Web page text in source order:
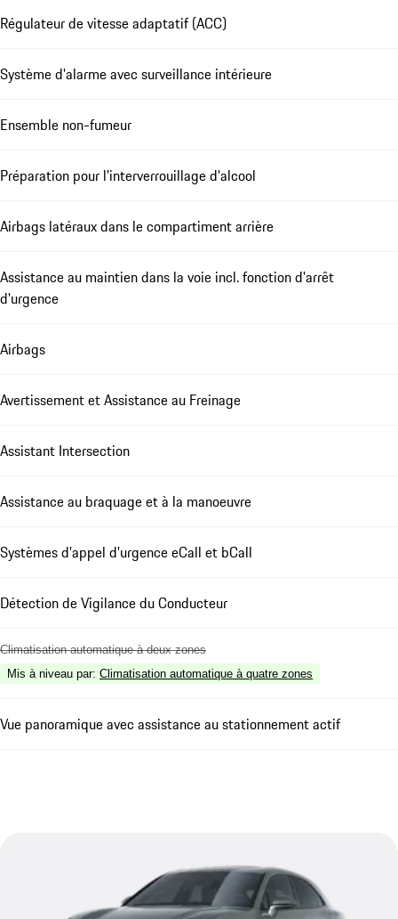
Régulateur de vitesse adaptatif (ACC)
Système d'alarme avec surveillance intérieure
Ensemble non-fumeur
Préparation pour l'interverrouillage d'alcool
Airbags latéraux dans le compartiment arrière
Assistance au maintien dans la voie incl. fonction d'arrêt
d'urgence
Airbags
Avertissement et Assistance au Freinage
Assistant Intersection
Assistance au braquage et à la manoeuvre
Systèmes d'appel d'urgence eCall et bCall
Détection de Vigilance du Conducteur
Climatisation automatique à deux zones
Mis à niveau par: Climatisation automatique à quatre zones
Vue panoramique avec assistance au stationnement actif